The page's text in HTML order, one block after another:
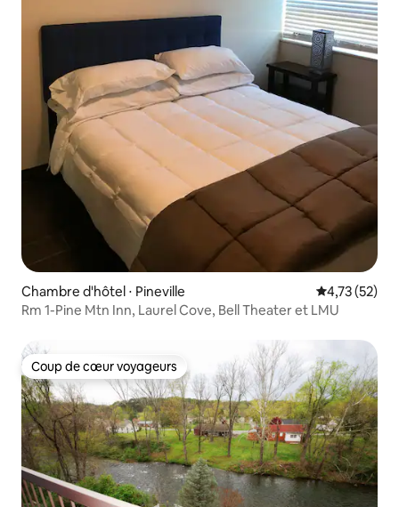
Chambre d'hôtel ⋅ Pineville Évaluation
4,73 (52)
Rm 1-Pine Mtn Inn, Laurel Cove, Bell Theater et LMU
Coup de cœur voyageurs
Coup de cœur voyageurs